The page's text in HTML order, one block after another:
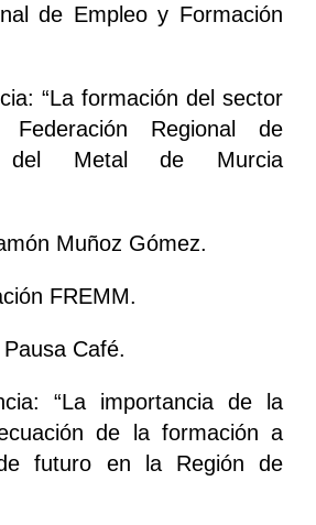
de Empleo y Formación
“La formación del sector
Regional de
del Metal de Murcia
Muñoz Gómez.
FREMM.
Café.
“La importancia de la
de la formación a
futuro en la Región de